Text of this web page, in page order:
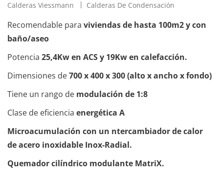
Calderas Viessmann Calderas De Condensación
Recomendable para viviendas de hasta 100m2 y con
baño/aseo
Potencia 25,4Kw en ACS y 19Kw en calefacción.
Dimensiones de700 x 400 x 300 (alto x ancho x fondo)
Tiene un rango de modulación de 1:8
Clase de eficiencia energética A
Microacumulación con un ntercambiador de calor
de acero inoxidable Inox-Radial.
Quemador cilíndrico modulante MatriX.